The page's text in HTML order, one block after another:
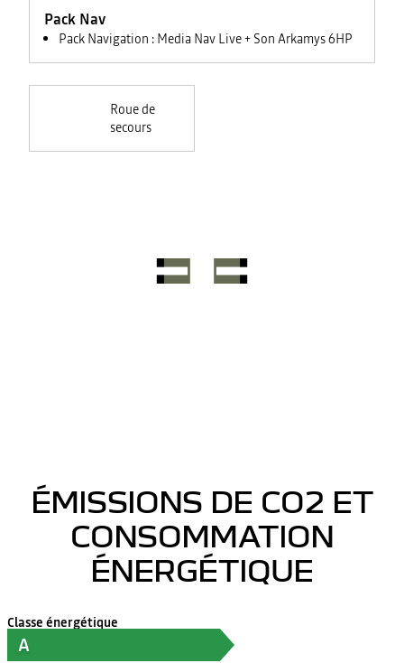
électriques
Pack Nav
Pack Navigation : Media Nav Live + Son Arkamys 6HP
Roue de
secours
ÉMISSIONS DE CO2 ET
CONSOMMATION
ÉNERGÉTIQUE
Classe énergétique
A